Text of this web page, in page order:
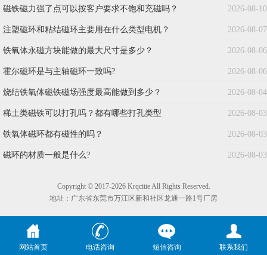
2026-08-10
磁铁磁力强了点可以按客户要求不饱和充磁吗？
2026-08-07
注塑磁环和粘结磁环主要用在什么类型电机？
2026-08-06
铁氧体永磁方块能做的最大尺寸是多少？
2026-08-06
霍尔磁环是与主轴磁环一致吗?
2026-08-04
烧结铁氧体磁铁磁场强度最高能做到多少？
2026-08-03
稀土类磁铁可以打孔吗？都有哪些打孔类型
2026-08-03
铁氧体磁环都有磁性的吗？
2026-08-03
磁环的材质一般是什么?
Copyright © 2017-2026 Krqcitie All Rights Reserved.
地址：广东省东莞市万江区新和社区龙通一路1号厂房
网站首页 电话咨询 短信咨询 联系我们